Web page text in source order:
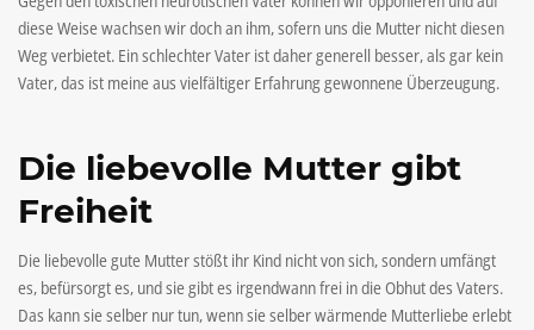
diese Weise wachsen wir doch an ihm, sofern uns die Mutter nicht diesen
Weg verbietet. Ein schlechter Vater ist daher generell besser, als gar kein
Vater, das ist meine aus vielfältiger Erfahrung gewonnene Überzeugung.
Die liebevolle Mutter gibt
Freiheit
Die liebevolle gute Mutter stößt ihr Kind nicht von sich, sondern umfängt
es, befürsorgt es, und sie gibt es irgendwann frei in die Obhut des Vaters.
Das kann sie selber nur tun, wenn sie selber wärmende Mutterliebe erlebt